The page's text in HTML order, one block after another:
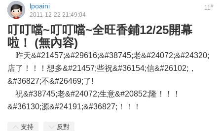
11#
lpoaini
2011-12-22 21:49:04
叮叮噹~叮叮噹~全旺香鋪12/25開幕
啦！ (無內容)
昨天&#21457;&#29616;&#38745;老&#24072;&#24320;
店了！！！想多&#21457;些祝&#36154;信&#26102;，
&#36827;不&#26469;了!
祝&#38745;老&#24072;生意&#20852;隆！！！
&#36130;源&#24191;&#36827;！！！
支持 反對